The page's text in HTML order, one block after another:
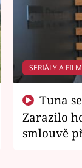
SERIÁLY A
Zarazilo
smlouvě